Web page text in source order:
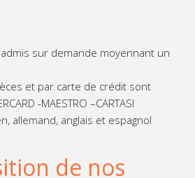
sur demande moyennant un
et par carte de crédit sont
-MAESTRO –CARTASI
allemand, anglais et espagnol
de nos